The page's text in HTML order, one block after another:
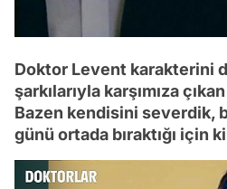
Doktor Levent karakterini
şarkılarıyla karşımıza
Bazen kendisini severdik,
günü ortada bıraktığı için